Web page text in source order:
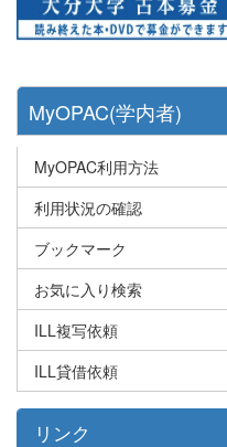
MyOPAC(学内者)
MyOPAC利用方法
利用状況の確認
ブックマーク
お気に入り検索
ILL複写依頼
ILL貸借依頼
リンク